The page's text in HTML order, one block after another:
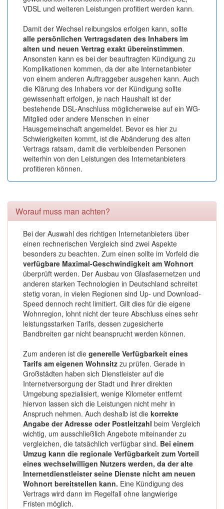
VDSL und weiteren Leistungen profitiert werden kann.
Damit der Wechsel reibungslos erfolgen kann, sollte
alle persönlichen Vertragsdaten des Inhabers im
alten und neuen Vertrag exakt übereinstimmen.
Ansonsten kann es bei der beauftragten Kündigung zu
Komplikationen kommen, da der alte Internetanbieter
von einem anderen Auftraggeber ausgehen kann. Auch
die Klärung des Inhabers vor der Kündigung sollte
gewissenhaft erfolgen, je nach Haushalt ist der
bestehende DSL-Anschluss möglicherweise auf ein WG-
Mitglied oder andere Menschen in einer
Hausgemeinschaft angemeldet. Bevor es hier zu
Schwierigkeiten kommt, ist die Abänderung des alten
Vertrags ratsam, damit die verbleibenden Personen
weiterhin von den Leistungen des Internetanbieters
profitieren können.
Worauf muss man achten?
Bei der Auswahl des richtigen Internetanbieters über
einen rechnerischen Vergleich sind zwei Aspekte
besonders zu beachten. Zum einen sollte im Vorfeld die
verfügbare Maximal-Geschwindigkeit am Wohnort
überprüft werden. Der Ausbau von Glasfasernetzen und
anderen starken Technologien in Deutschland schreitet
stetig voran, in vielen Regionen sind Up- und Download-
Speed dennoch recht limitiert. Gilt dies für die eigene
Wohnregion, lohnt nicht der teure Abschluss eines sehr
leistungsstarken Tarifs, dessen zugesicherte
Bandbreiten gar nicht beansprucht werden können.
Zum anderen ist die generelle Verfügbarkeit eines
Tarifs am eigenen Wohnsitz zu prüfen. Gerade in
Großstädten haben sich Dienstleister auf die
Internetversorgung der Stadt und ihrer direkten
Umgebung spezialisiert, wenige Kilometer entfernt
hiervon lassen sich die Leistungen nicht mehr in
Anspruch nehmen. Auch deshalb ist die korrekte
Angabe der Adresse oder Postleitzahl beim Vergleich
wichtig, um ausschließlich Angebote miteinander zu
vergleichen, die tatsächlich verfügbar sind. Bei einem
Umzug kann die regionale Verfügbarkeit zum Vorteil
eines wechselwilligen Nutzers werden, da der alte
Internetdienstleister seine Dienste nicht am neuen
Wohnort bereitstellen kann. Eine Kündigung des
Vertrags wird dann im Regelfall ohne langwierige
Fristen möglich.